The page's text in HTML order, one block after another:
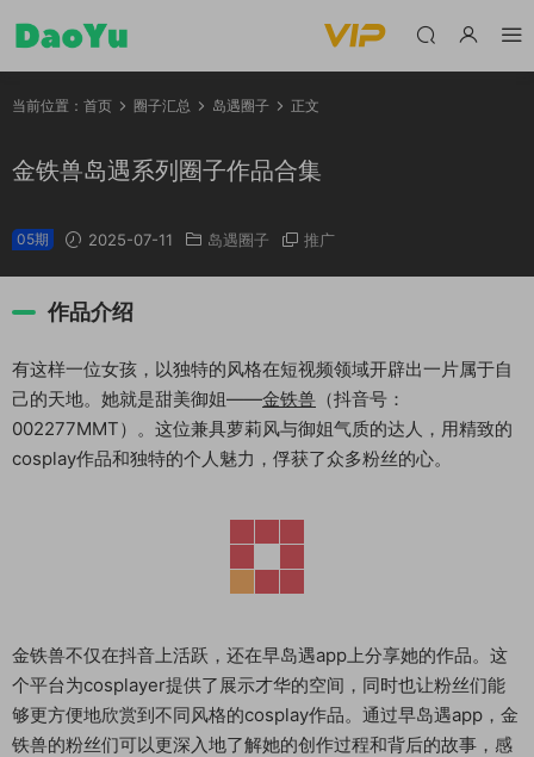
当前位置： 首页 圈子汇总 岛遇圈子 正文
金铁兽岛遇系列圈子作品合集
05期 2025-07-11 岛遇圈子 推广
作品介绍
有这样一位女孩，以独特的风格在短视频领域开辟出一片属于自
己的天地。她就是甜美御姐——金铁兽 （抖音号：
002277MMT）。这位兼具萝莉风与御姐气质的达人，用精致的
cosplay作品和独特的个人魅力，俘获了众多粉丝的心。
金铁兽不仅在抖音上活跃，还在早岛遇app上分享她的作品。这
个平台为cosplayer提供了展示才华的空间，同时也让粉丝们能
够更方便地欣赏到不同风格的cosplay作品。通过早岛遇app，金
铁兽的粉丝们可以更深入地了解她的创作过程和背后的故事，感